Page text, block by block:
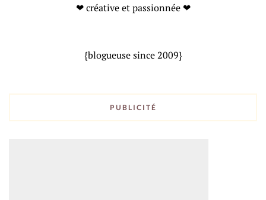
❤ créative et passionnée ❤
{blogueuse since 2009}
PUBLICITÉ